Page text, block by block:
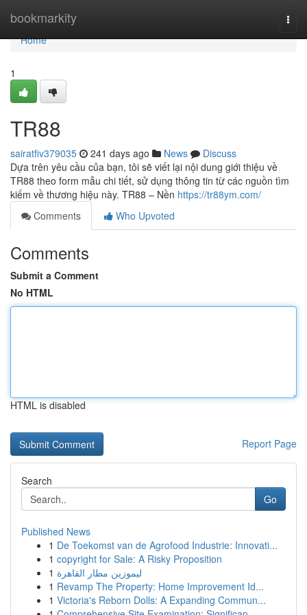
bookmarkity
Home
Home
1
TR88
sairatfiv379035 241 days ago News
Discuss
Dựa trên yêu cầu của bạn, tôi sẽ viết lại nội dung giới thiệu về
TR88 theo form mẫu chi tiết, sử dụng thông tin từ các nguồn tìm
kiếm về thương hiệu này. TR88 – Nền https://tr88ym.com/
Comments
Who Upvoted
Comments
Submit a Comment
No HTML
HTML is disabled
Report Page
Search
Go
Published News
1 De Toekomst van de Agrofood Industrie: Innovati...
1 copyright for Sale: A Risky Proposition
1 ليموزين مطار القاهرة
1 Revamp The Property: Home Improvement Id...
1 Victoria's Reborn Dolls: A Expanding Commun...